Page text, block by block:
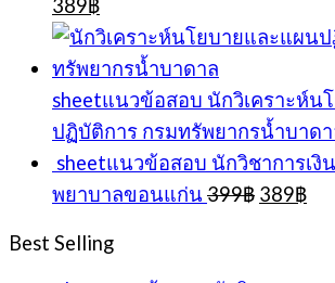
price
was:
399฿.
389฿
price
is:
389฿.
sheetแนวข้อสอบ นักวิเคราะห์น
ปฏิบัติการ กรมทรัพยากรน้ำบาด
sheetแนวข้อสอบ นักวิชาการเงิ
พยาบาลขอนแก่น 399฿ Original
389฿
Best Selling